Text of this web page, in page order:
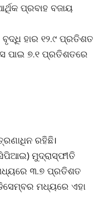
ପ୍ରବାହ ବଜାୟ
ହାର ୧୨.୯ ପ୍ରତିଶତ
ପାଇ ୭.୧ ପ୍ରତିଶତରେ
ରହିଛି।
ମୁଦ୍ରାସ୍ଫୀତି
୩.୭ ପ୍ରତିଶତ
ମଧ୍ୟରେ ଏହା